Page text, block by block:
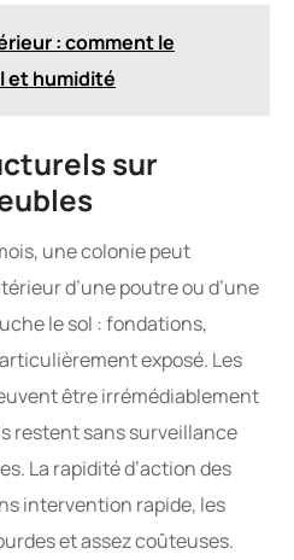
: comment le
et humidité
sur
une colonie peut
d’une poutre ou d’une
le sol : fondations,
exposé. Les
être irrémédiablement
restent sans surveillance
La rapidité d’action des
intervention rapide, les
et assez coûteuses.